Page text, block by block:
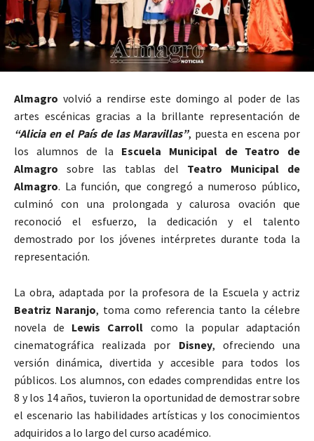
Almagro volvió a rendirse este domingo al poder de las
artes escénicas gracias a la brillante representación de
“Alicia en el País de las Maravillas”, puesta en escena por
los alumnos de la Escuela Municipal de Teatro de
Almagro sobre las tablas del Teatro Municipal de
Almagro. La función, que congregó a numeroso público,
culminó con una prolongada y calurosa ovación que
reconoció el esfuerzo, la dedicación y el talento
demostrado por los jóvenes intérpretes durante toda la
representación.
La obra, adaptada por la profesora de la Escuela y actriz
Beatriz Naranjo, toma como referencia tanto la célebre
novela de Lewis Carroll como la popular adaptación
cinematográfica realizada por Disney, ofreciendo una
versión dinámica, divertida y accesible para todos los
públicos. Los alumnos, con edades comprendidas entre los
8 y los 14 años, tuvieron la oportunidad de demostrar sobre
el escenario las habilidades artísticas y los conocimientos
adquiridos a lo largo del curso académico.